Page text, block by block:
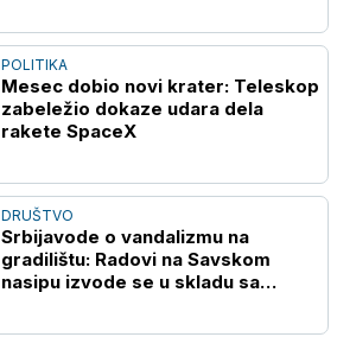
POLITIKA
Mesec dobio novi krater: Teleskop
zabeležio dokaze udara dela
rakete SpaceX
DRUŠTVO
Srbijavode o vandalizmu na
gradilištu: Radovi na Savskom
nasipu izvode se u skladu sa